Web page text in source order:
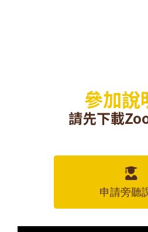
參加說
請先下載
申請旁聽